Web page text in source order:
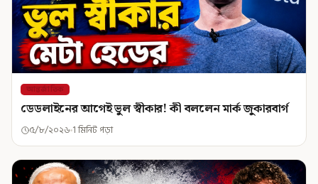
আন্তর্জাতিক
ডেডলাইনের আগেই ভুল স্বীকার! কী বললেন মার্ক জুকারবার্গ
৫/৮/২০২৬ 1 মিনিট পড়া